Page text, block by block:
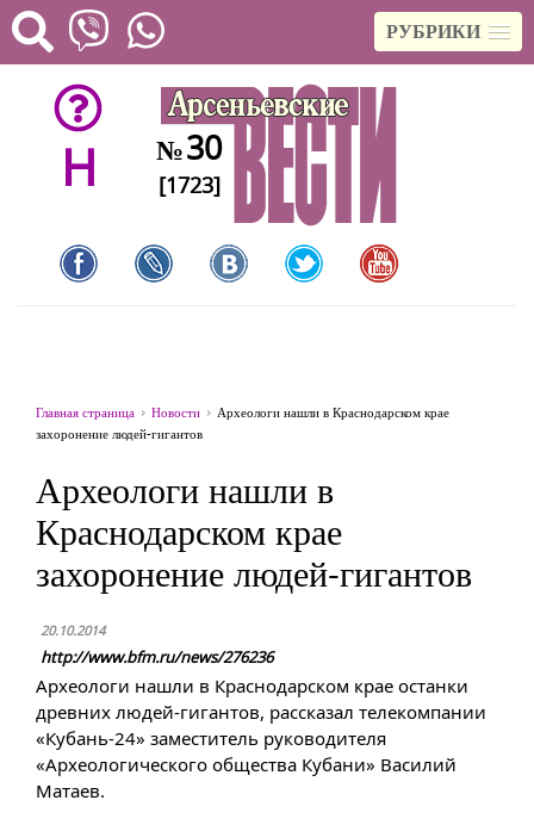
РУБРИКИ
H №30
[1723]
Главная страница Новости
Археологи нашли в Краснодарском крае
захоронение людей-гигантов
Археологи нашли в
Краснодарском крае
захоронение людей-гигантов
20.10.2014
http://www.bfm.ru/news/276236
Археологи нашли в Краснодарском крае останки
древних людей-гигантов, рассказал телекомпании
«Кубань-24» заместитель руководителя
«Археологического общества Кубани» Василий
Матаев.